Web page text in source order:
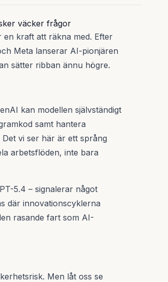
väcker frågor
kraft att räkna med. Efter
Meta lanserar AI-pionjären
sätter ribban ännu högre.
kan modellen självständigt
samt hantera
vi ser här är ett språng
arbetsflöden, inte bara
5.4 – signalerar något
där innovationscyklerna
rasande fart som AI-
Men låt oss se